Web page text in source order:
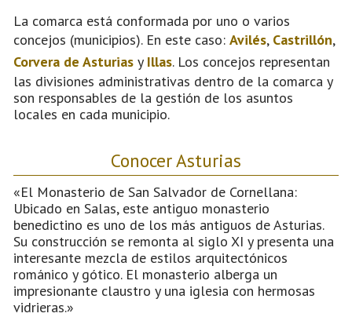
La comarca está conformada por uno o varios
concejos (municipios). En este caso: Avilés, Castrillón,
Corvera de Asturias y Illas. Los concejos representan
las divisiones administrativas dentro de la comarca y
son responsables de la gestión de los asuntos
locales en cada municipio.
Conocer Asturias
«El Monasterio de San Salvador de Cornellana:
Ubicado en Salas, este antiguo monasterio
benedictino es uno de los más antiguos de Asturias.
Su construcción se remonta al siglo XI y presenta una
interesante mezcla de estilos arquitectónicos
románico y gótico. El monasterio alberga un
impresionante claustro y una iglesia con hermosas
vidrieras.»